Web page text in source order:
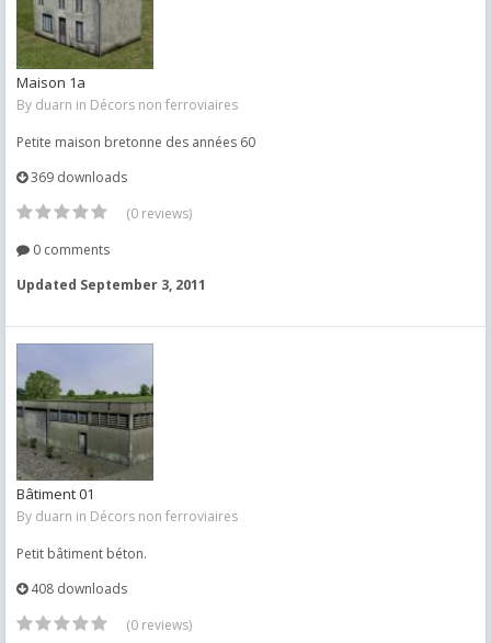
Maison 1a
By duarn in Décors non ferroviaires
Petite maison bretonne des années 60
369 downloads
(0 reviews)
0 comments
Updated September 3, 2011
Bâtiment 01
By duarn in Décors non ferroviaires
Petit bâtiment béton.
408 downloads
(0 reviews)